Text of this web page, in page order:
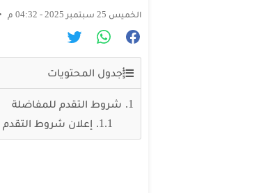
الخميس 25 سبتمبر 2025 - 04:32 م
جدول المحتويات
شروط التقدم للمفاضلة
إعلان شروط التقدم